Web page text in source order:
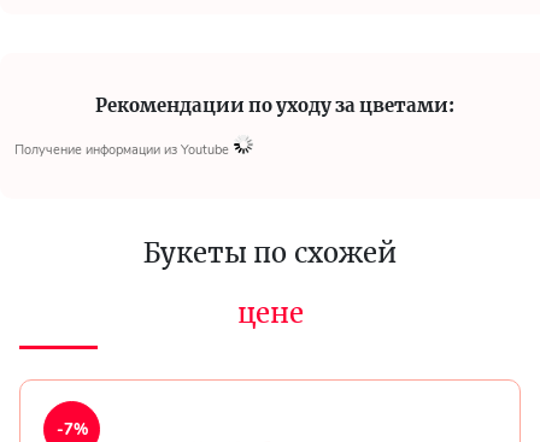
Рекомендации по уходу за цветами:
Получение информации из Youtube
Букеты по схожей
цене
-7%